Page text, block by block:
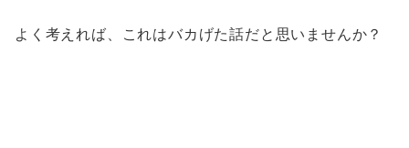
よく考えれば、これはバカげた話だと思いませんか？